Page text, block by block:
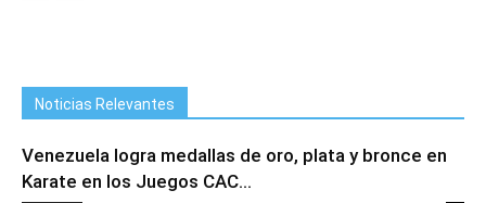
Noticias Relevantes
Venezuela logra medallas de oro, plata y bronce en
Karate en los Juegos CAC...